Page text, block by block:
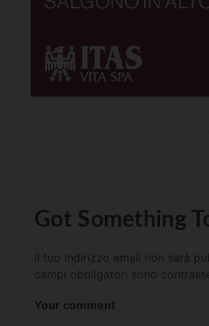
Got Something
Il tuo indirizzo email non sarà
campi obbligatori sono
Your comment